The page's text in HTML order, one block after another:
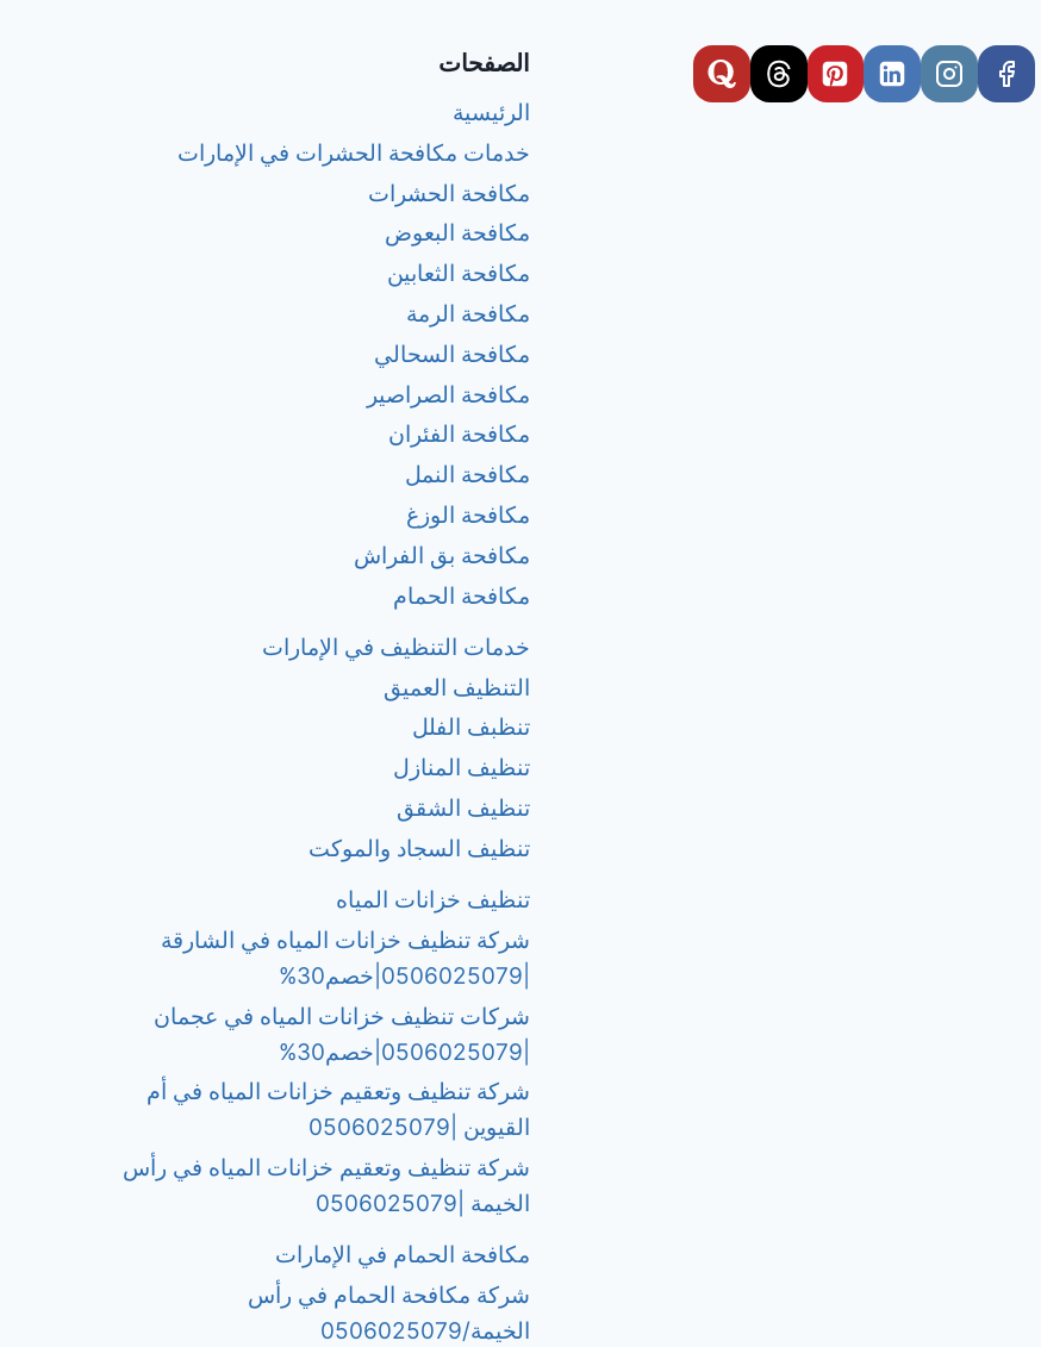
الصفحات
الرئيسية
خدمات مكافحة الحشرات في الإمارات
مكافحة الحشرات
مكافحة البعوض
مكافحة الثعابين
مكافحة الرمة
مكافحة السحالي
مكافحة الصراصير
مكافحة الفئران
مكافحة النمل
مكافحة الوزغ
مكافحة بق الفراش
مكافحة الحمام
خدمات التنظيف في الإمارات
التنظيف العميق
تنظبف الفلل
تنظيف المنازل
تنظيف الشقق
تنظيف السجاد والموكت
تنظيف خزانات المياه
شركة تنظيف خزانات المياه في الشارقة
شركات تنظيف خزانات المياه في عجمان
شركة تنظيف وتعقيم خزانات المياه في أم
القيوين |0506025079
شركة تنظيف وتعقيم خزانات المياه في رأس
الخيمة |0506025079
مكافحة الحمام في الإمارات
شركة مكافحة الحمام في رأس
الخيمة/0506025079